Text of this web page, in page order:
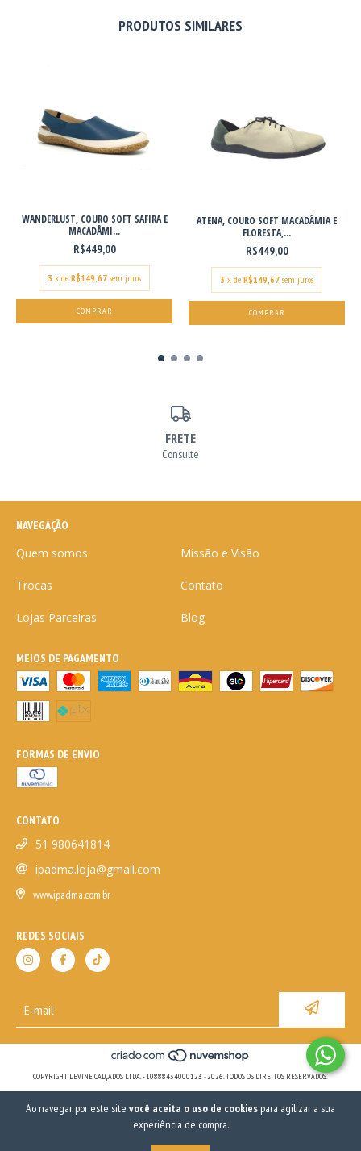
Ao navegar por este site você aceita o uso de cookies para agilizar a sua
experiência de compra.
PRODUTOS SIMILARES
WANDERLUST, COURO SOFT SAFIRA E
MACADÂMI...
R$449,00
3 x de R$149,67 sem juros
COMPRAR
ATENA, COURO SOFT MACADÂMIA E
FLORESTA,...
R$449,00
3 x de R$149,67 sem juros
COMPRAR
FRETE
Consulte
NAVEGAÇÃO
Quem somos Missão e Visão
Trocas Contato
Lojas Parceiras Blog
MEIOS DE PAGAMENTO
FORMAS DE ENVIO
CONTATO
51 980641814
ipadma.loja@gmail.com
www.ipadma.com.br
REDES SOCIAIS
COPYRIGHT LEVINE CALÇADOS LTDA. - 10888434000123 - 2026. TODOS OS DIREITOS RESERVADOS.